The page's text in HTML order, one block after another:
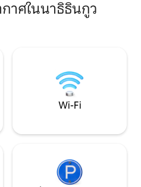
าศในนาธิธินกูว
Wi-Fi